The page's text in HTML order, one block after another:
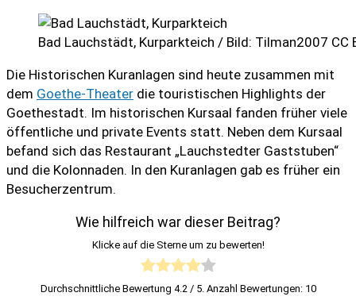
Bad Lauchstädt, Kurparkteich / Bild: Tilman2007 CC
Die Historischen Kuranlagen sind heute zusammen mit
dem Goethe-Theater die touristischen Highlights der
Goethestadt. Im historischen Kursaal fanden früher viele
öffentliche und private Events statt. Neben dem Kursaal
befand sich das Restaurant „Lauchstedter Gaststuben“
und die Kolonnaden. In den Kuranlagen gab es früher ein
Besucherzentrum.
Wie hilfreich war dieser Beitrag?
Klicke auf die Sterne um zu bewerten!
Durchschnittliche Bewertung 4.2/ 5. Anzahl Bewertungen: 10